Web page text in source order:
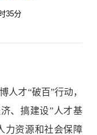
35分
人才“破百”行动，
、搞建设”人才基
力资源和社会保障